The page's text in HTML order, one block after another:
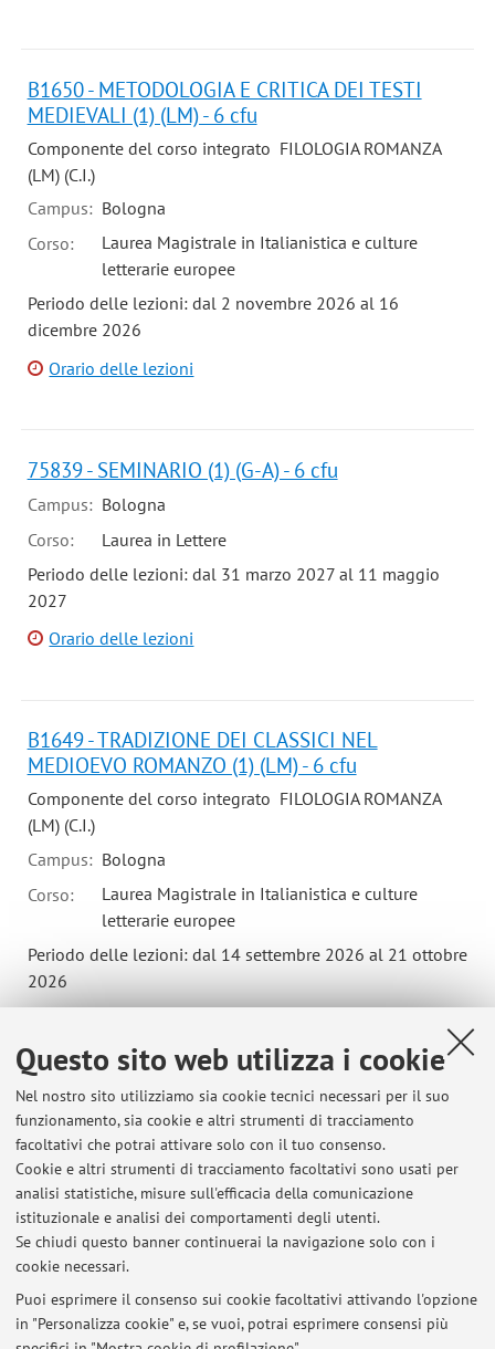
Questo sito web utilizza i cookie
Nel nostro sito utilizziamo sia cookie tecnici necessari per il suo
funzionamento, sia cookie e altri strumenti di tracciamento
facoltativi che potrai attivare solo con il tuo consenso.
Cookie e altri strumenti di tracciamento facoltativi sono usati per
analisi statistiche, misure sull'efficacia della comunicazione
istituzionale e analisi dei comportamenti degli utenti.
Se chiudi questo banner continuerai la navigazione solo con i
cookie necessari.
Puoi esprimere il consenso sui cookie facoltativi attivando l'opzione
in "Personalizza cookie" e, se vuoi, potrai esprimere consensi più
B1650 - METODOLOGIA E CRITICA DEI TESTI
MEDIEVALI (1) (LM) - 6 cfu
Componente del corso integrato FILOLOGIA ROMANZA
(LM) (C.I.)
Campus: Bologna
Corso:
Laurea Magistrale in Italianistica e culture
letterarie europee
Periodo delle lezioni: dal 2 novembre 2026 al 16
dicembre 2026
Orario delle lezioni
75839 - SEMINARIO (1) (G-A) - 6 cfu
Campus: Bologna
Corso:
Laurea in Lettere
Periodo delle lezioni: dal 31 marzo 2027 al 11 maggio
2027
Orario delle lezioni
B1649 - TRADIZIONE DEI CLASSICI NEL
MEDIOEVO ROMANZO (1) (LM) - 6 cfu
Componente del corso integrato FILOLOGIA ROMANZA
(LM) (C.I.)
Campus: Bologna
Corso:
Laurea Magistrale in Italianistica e culture
letterarie europee
Periodo delle lezioni: dal 14 settembre 2026 al 21 ottobre
2026
Ultimi avvisi
Universi 2026 - "Creatura" - Festival di poesia contemporanea (16-18
giugno)
Pubblicato il: 12 giugno 2026
Ricevimento del 18 giugno e del 2 luglio 2026
Pubblicato il: 10 maggio 2026